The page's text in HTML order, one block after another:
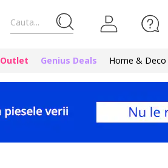
Cauta...
Outlet Genius Deals Home & Deco